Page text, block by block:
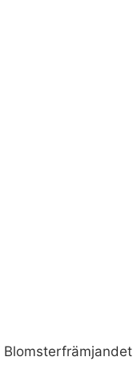
Blomsterfrämjandet